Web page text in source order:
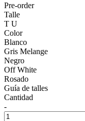
Pre-order
Talle
T U
Color
Blanco
Gris Melange
Negro
Off White
Rosado
Guía de talles
Cantidad
-